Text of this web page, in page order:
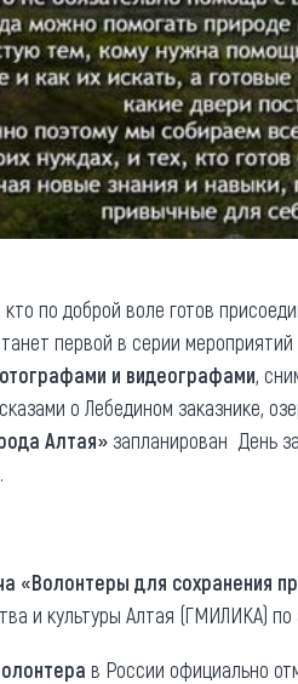
по доброй воле готов
первой в серии мероприятий
и видеографами,
о Лебедином заказнике,
Алтая» запланирован День
«Волонтеры для сохранения
и культуры Алтая (ГМИЛИКА)
в России официально